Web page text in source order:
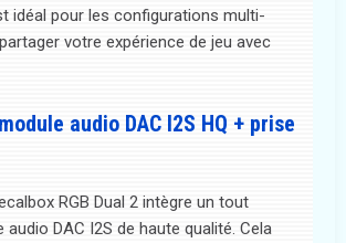
idéal pour les configurations multi-
votre expérience de jeu avec
audio DAC I2S HQ + prise
RGB Dual 2 intègre un tout
audio DAC I2S de haute qualité. Cela